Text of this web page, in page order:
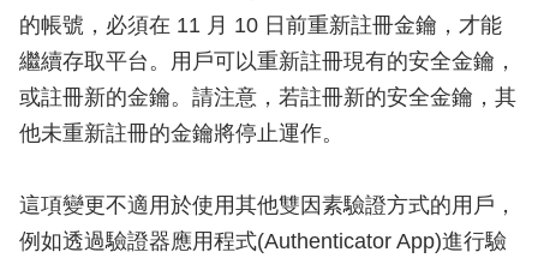
的帳號，必須在 11 月 10 日前重新註冊金鑰，才能
繼續存取平台。用戶可以重新註冊現有的安全金鑰，
或註冊新的金鑰。請注意，若註冊新的安全金鑰，其
他未重新註冊的金鑰將停止運作。
這項變更不適用於使用其他雙因素驗證方式的用戶，
例如透過驗證器應用程式(Authenticator App)進行驗